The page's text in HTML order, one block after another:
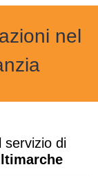
nel
servizio di